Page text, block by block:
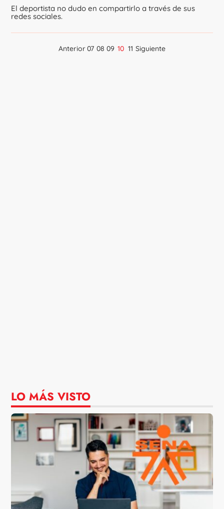
El deportista no dudo en compartirlo a través de sus
redes sociales.
Anterior07 08 09 10 11 Siguiente
LO MÁS VISTO